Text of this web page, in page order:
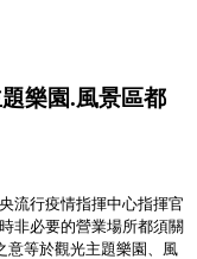
樂園.風景區都
流行疫情指揮中心指揮官
非必要的營業場所都須關
意等於觀光主題樂園、風